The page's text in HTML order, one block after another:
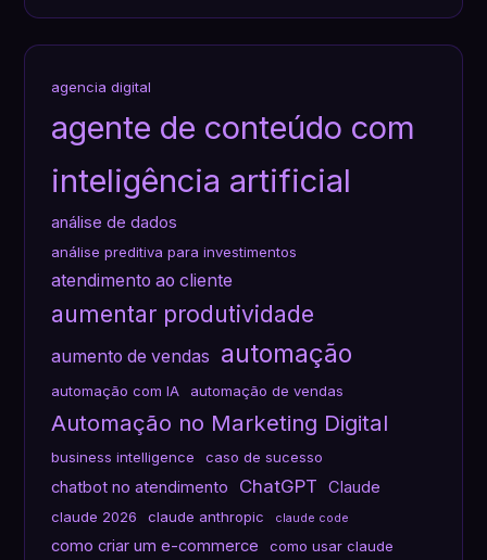
agencia digital
agente de conteúdo com
inteligência artificial
análise de dados
análise preditiva para investimentos
atendimento ao cliente
aumentar produtividade
aumento de vendas automação
automação com IA automação de vendas
Automação no Marketing Digital
business intelligence caso de sucesso
chatbot no atendimento ChatGPT Claude
claude 2026 claude anthropic claude code
como criar um e-commerce como usar claude